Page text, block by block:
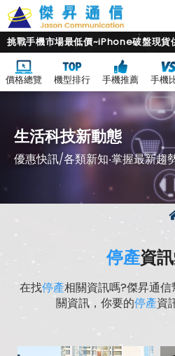
挑戰手機市場最低價~iPhone破盤現貨
價格總覽 機型排行 手機推薦 手機
生活科技新動態
優惠快訊/各類新知‧掌握最新趨
停產資
在找停產相關資訊嗎?傑昇通信
關資訊，你要的停產資